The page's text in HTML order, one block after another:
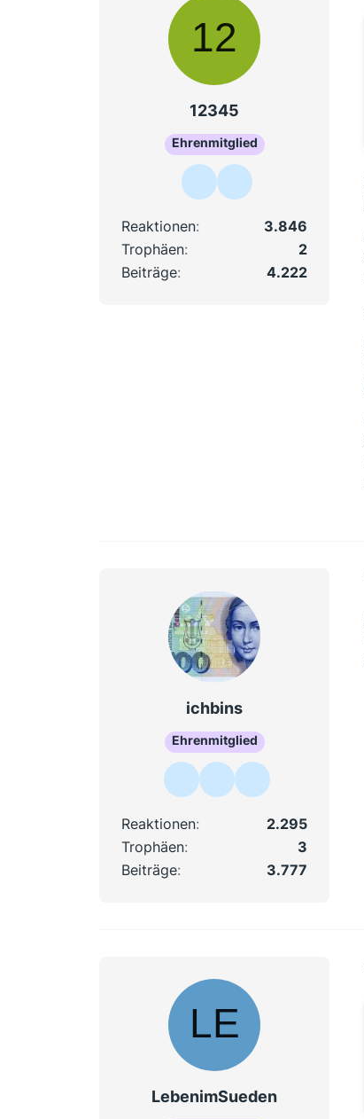
12345
Ehrenmitglied
Reaktionen
3.846
Trophäen
2
Beiträge
4.222
ichbins
Ehrenmitglied
Reaktionen
2.295
Trophäen
3
Beiträge
3.777
LebenimSueden